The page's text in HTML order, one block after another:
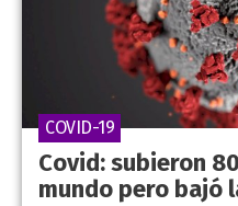
Covid: subieron
mundo pero bajó
COVID-19